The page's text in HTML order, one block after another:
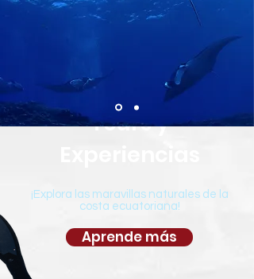
conviértete en instructor.
¡Explora las maravillas naturales de la
costa ecuatoriana!
Aprende más
Tours y